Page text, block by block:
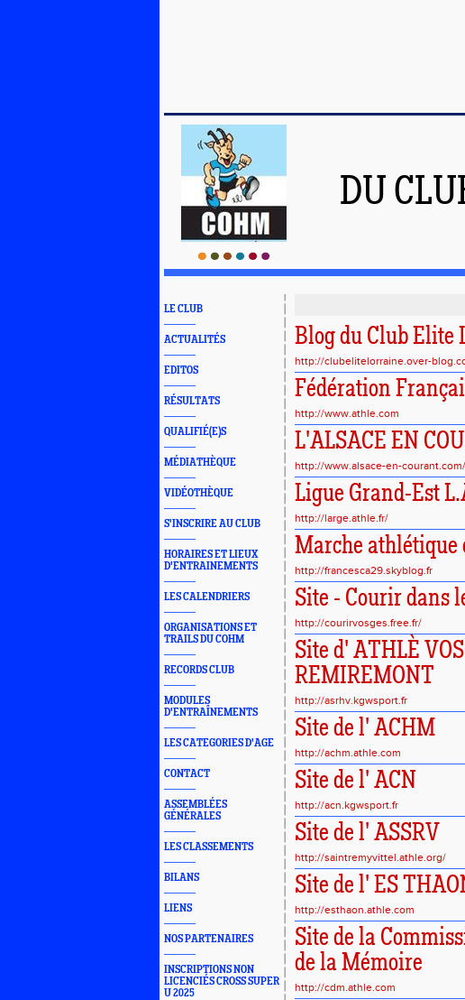
DU
LE CLUB
ACTUALITÉS
EDITOS
RÉSULTATS
QUALIFIÉ(E)S
MÉDIATHÈQUE
VIDÉOTHÈQUE
S'INSCRIRE AU CLUB
HORAIRES ET LIEUX
D'ENTRAINEMENTS
LES CALENDRIERS
ORGANISATIONS ET
TRAILS DU COHM
RECORDS CLUB
MODULES
D'ENTRAÎNEMENTS
LES CATEGORIES D'AGE
CONTACT
ASSEMBLÉES
GÉNÉRALES
LES CLASSEMENTS
BILANS
LIENS
NOS PARTENAIRES
INSCRIPTIONS NON
LICENCIÉS CROSS SUPER
U 2025
Blog du Club Elite
http://clubelitelorraine.over-
Fédération
http://www.athle.com
L'ALSACE EN
http://www.alsace-en-courant.com/
Ligue Grand-Est
http://large.athle.fr/
Marche athlétique
http://francesca29.skyblog.fr
Site - Courir dans
http://courirvosges.free.fr/
Site d' ATHLÈ
REMIREMONT
http://asrhv.kgwsport.fr
Site de l' ACHM
http://achm.athle.com
Site de l' ACN
http://acn.kgwsport.fr
Site de l' ASSRV
http://saintremyvittel.athle.org/
Site de l' ES
http://esthaon.athle.com
Site de la
de la Mémoire
http://cdm.athle.com